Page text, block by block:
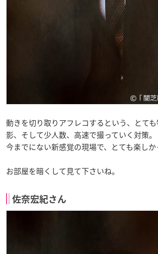
動きを切り取りアフレコするという、とて
影、そして少人数、高速で撮っていく対策。
今までにない新感覚の現場で、とても楽しか
お部屋を暗くして見て下さいね。
佐奈宏紀さん